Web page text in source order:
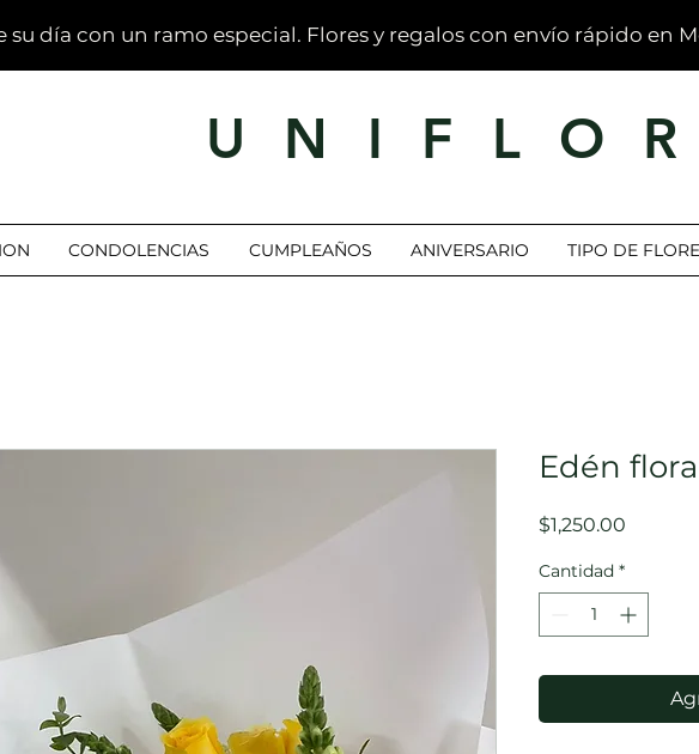
su día con un ramo especial. Flores y regalos con envío rápido en
U N I F L O
CONDOLENCIAS CUMPLEAÑOS ANIVERSARIO TIPO DE
Edén
$1,250.00
Cantidad *